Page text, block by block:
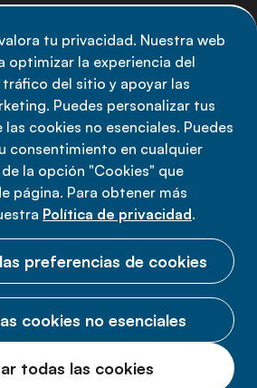
tu privacidad. Nuestra web
optimizar la experiencia del
tráfico del sitio y apoyar las
Puedes personalizar tus
cookies no esenciales. Puedes
consentimiento en cualquier
la opción "Cookies" que
página. Para obtener más
Política de privacidad.
preferencias de cookies
cookies no esenciales
todas las cookies
de privacidad
de uso
derechos reservados.